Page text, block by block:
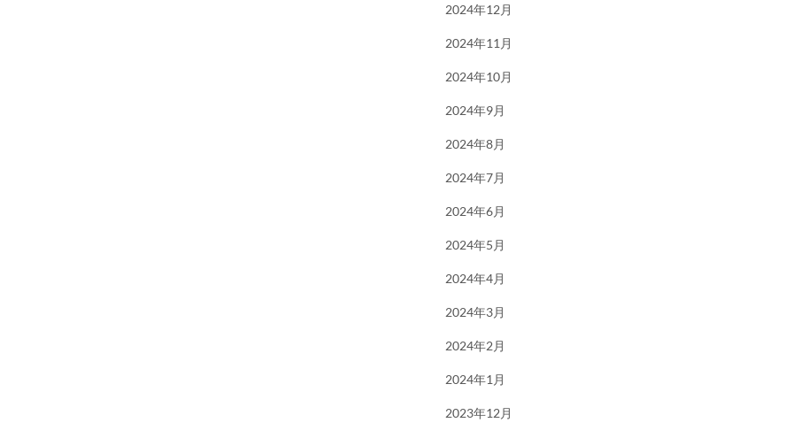
2024年12月
2024年11月
2024年10月
2024年9月
2024年8月
2024年7月
2024年6月
2024年5月
2024年4月
2024年3月
2024年2月
2024年1月
2023年12月